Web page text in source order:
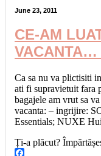
June 23, 2011
CE-AM
VACANTA…
Ca sa nu va plictisiti
ati fi supravietuit fara
bagajele am vrut sa
vacanta: – ingrijire:
Essentials; NUXE
Ți-a plăcut?